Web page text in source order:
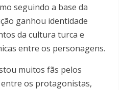
seguindo a base da
ganhou identidade
da cultura turca e
entre os personagens.
muitos fãs pelos
os protagonistas,